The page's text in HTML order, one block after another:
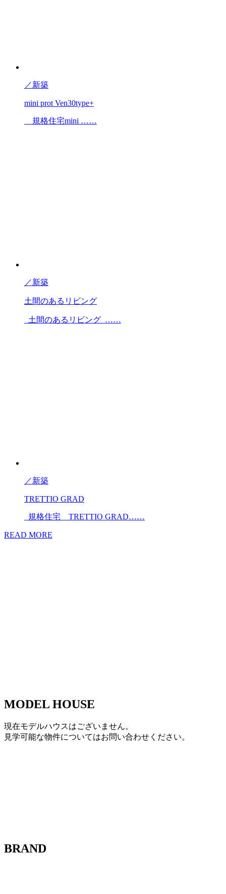
／新築
mini prot Ven30type+
規格住宅mini ……
／新築
土間のあるリビング
土間のあるリビング ……
／新築
TRETTIO GRAD
規格住宅 TRETTIO GRAD……
READ MORE
MODEL HOUSE
現在モデルハウスはございません。
見学可能な物件についてはお問い合わせください。
BRAND